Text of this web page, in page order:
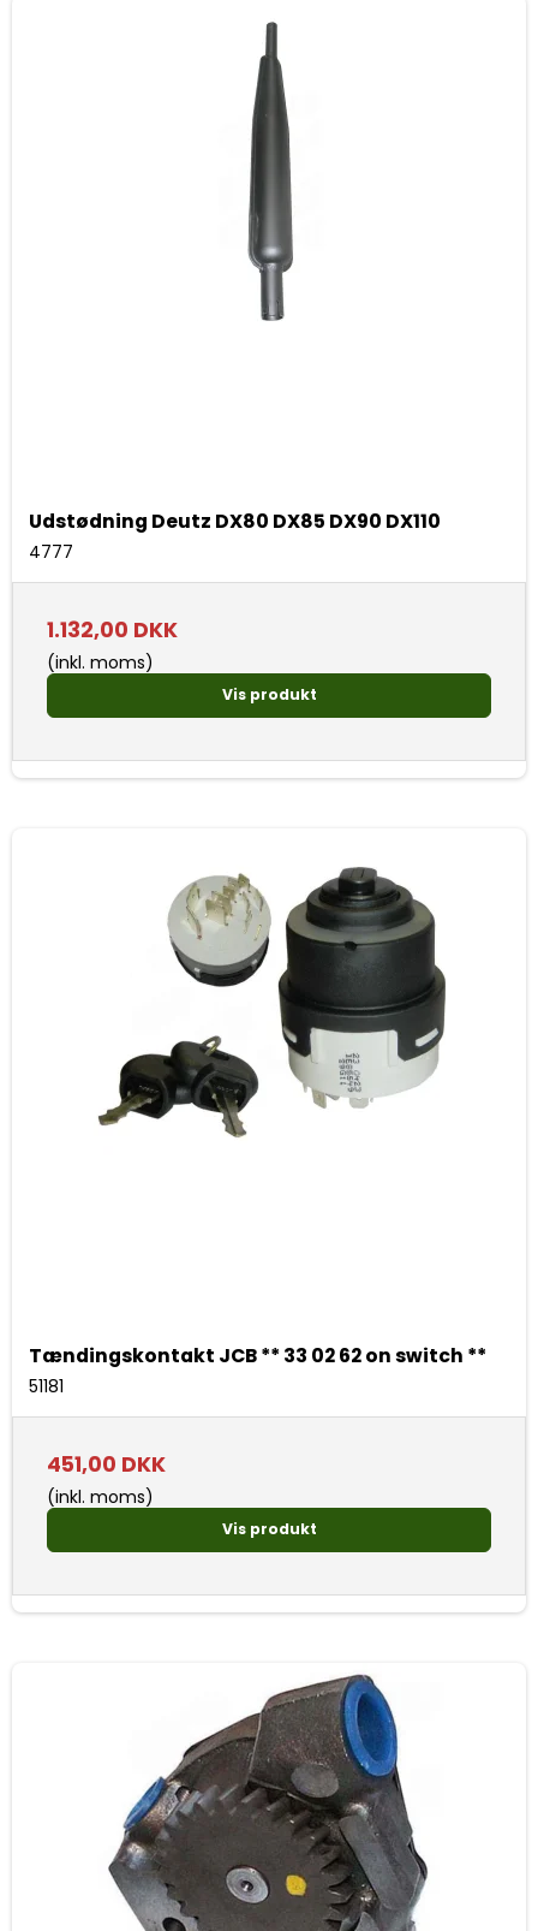
Udstødning Deutz DX80 DX85 DX90 DX110
4777
1.132,00 DKK
(inkl. moms)
Vis produkt
Tændingskontakt JCB ** 33 02 62 on switch **
51181
451,00 DKK
(inkl. moms)
Vis produkt